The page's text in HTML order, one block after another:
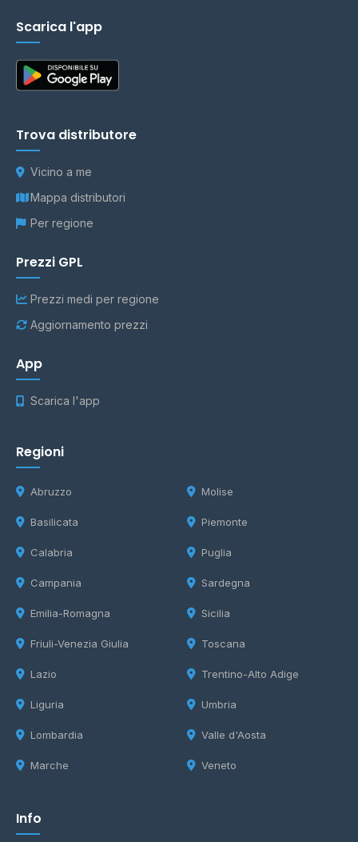
Scarica l'app
Trova distributore
Vicino a me
Mappa distributori
Per regione
Prezzi GPL
Prezzi medi per regione
Aggiornamento prezzi
App
Scarica l'app
Regioni
Abruzzo
Basilicata
Calabria
Campania
Emilia-Romagna
Friuli-Venezia Giulia
Lazio
Liguria
Lombardia
Marche
Molise
Piemonte
Puglia
Sardegna
Sicilia
Toscana
Trentino-Alto Adige
Umbria
Valle d'Aosta
Veneto
Info